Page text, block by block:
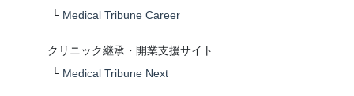
└ Medical Tribune Career
クリニック継承・開業支援サイト
└ Medical Tribune Next